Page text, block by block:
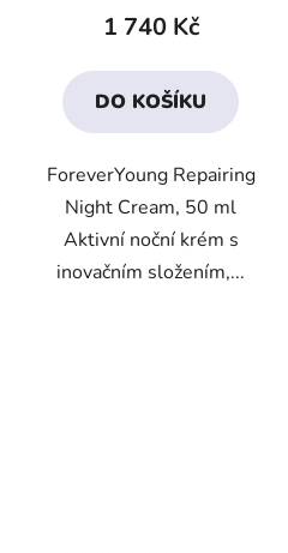
produktu
4,0
z
hvězdiček.
1 740 Kč
DO KOŠÍKU
ForeverYoung Repairing
Night Cream, 50 ml
Aktivní noční krém s
inovačním složením,...